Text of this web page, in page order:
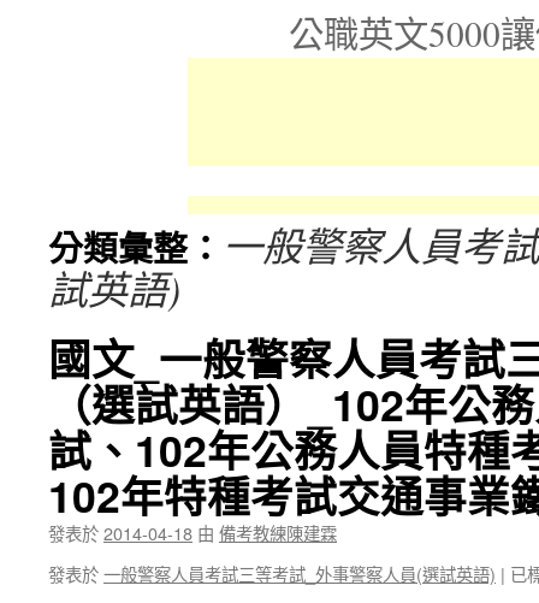
公職英文5000
分類彙整： 一般警察人員考
試英語)
國文_一般警察人員考試
（選試英語）_102年公
試、102年公務人員特種
102年特種考試交通事業
發表於2014-04-18 由 備考教練陳建霖
發表於一般警察人員考試三等考試_外事警察人員(選試英語) | 已